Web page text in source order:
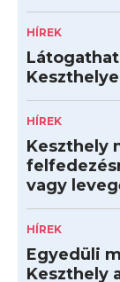
HÍREK
HÍREK
Keszthely
vagy
HÍREK
Egyedüli
Keszthely